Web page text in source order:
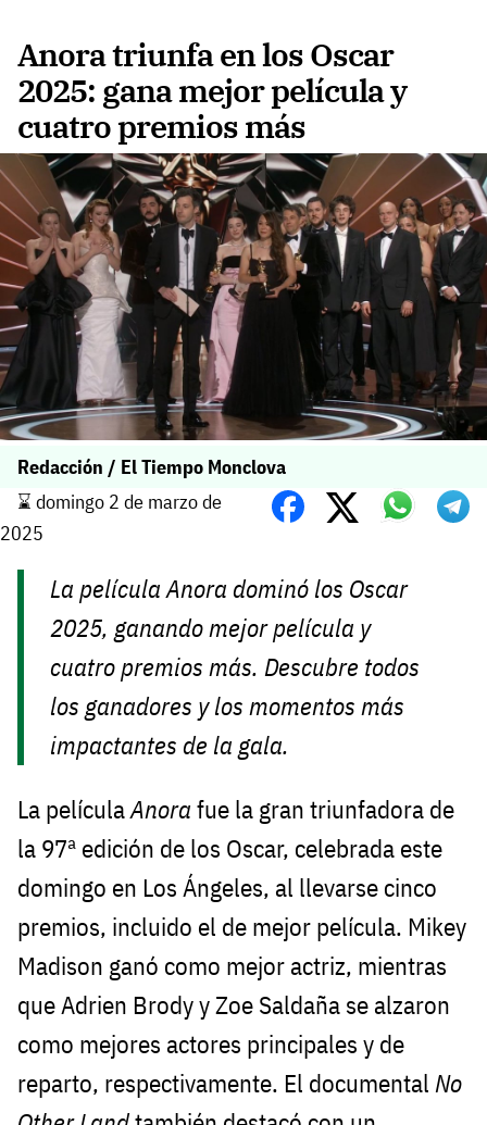
Anora triunfa en los Oscar
2025: gana mejor película y
cuatro premios más
Redacción / El Tiempo Monclova
⌛️ domingo 2 de marzo de
2025
La películaAnora dominó los Oscar
2025, ganando mejor película y
cuatro premios más. Descubre todos
los ganadores y los momentos más
impactantes de la gala.
La películaAnora fue la gran triunfadora de
la 97ª edición de los Oscar, celebrada este
domingo en Los Ángeles, al llevarse cinco
premios, incluido el de mejor película. Mikey
Madison ganó como mejor actriz, mientras
que Adrien Brody y Zoe Saldaña se alzaron
como mejores actores principales y de
reparto, respectivamente. El documental No